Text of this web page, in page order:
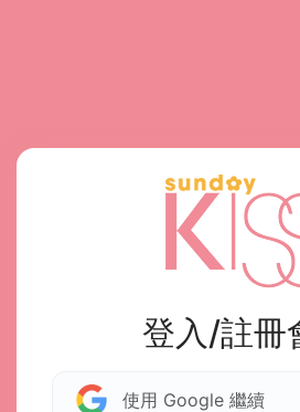
登入/註冊
使用 Google 繼續